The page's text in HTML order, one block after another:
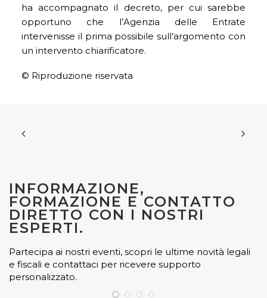
ha accompagnato il decreto, per cui sarebbe
opportuno che l’Agenzia delle Entrate
intervenisse il prima possibile sull’argomento con
un intervento chiarificatore.
© Riproduzione riservata
INFORMAZIONE,
FORMAZIONE E CONTATTO
DIRETTO CON I NOSTRI
ESPERTI.
Partecipa ai nostri eventi, scopri le ultime novità legali
e fiscali e contattaci per ricevere supporto
personalizzato.